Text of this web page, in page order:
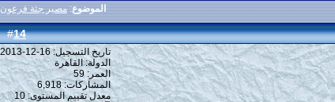
الموضوع: مصير جثة فرعون
#
14
تاريخ التسجيل: 16-12-2013
الدولة: القاهرة
العمر: 59
المشاركات: 6,918
معدل تقييم المستوى: 10